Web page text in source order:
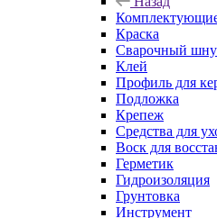
Краска
Сварочный
Клей
Профиль для
Подложка
Крепеж
Средства для
Воск для
Герметик
Гидроизоляция
Грунтовка
Инструмент